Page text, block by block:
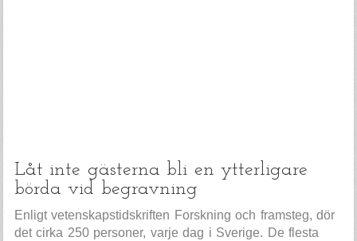
Låt inte gästerna bli en ytterligare
börda vid begravning
Enligt vetenskapstidskriften Forskning och framsteg, dör
det cirka 250 personer, varje dag i Sverige. De flesta